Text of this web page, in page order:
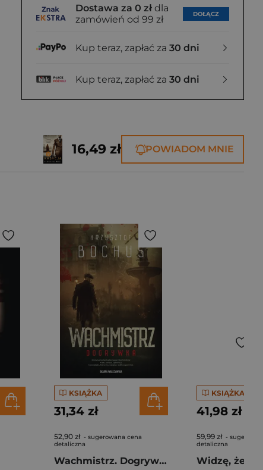
Dostawa za 0 zł dla
zamówień od 99 zł
DOŁĄCZ
Kup teraz, zapłać za 30 dni
Kup teraz, zapłać za 30 dni
16,49 zł POWIADOM MNIE
KSIĄŻKA
31,34 zł
52,90 zł - sugerowana cena
detaliczna
Wachmistrz. Dogrywka
KSIĄŻKA
41,98 zł
59,99 zł -
detaliczna